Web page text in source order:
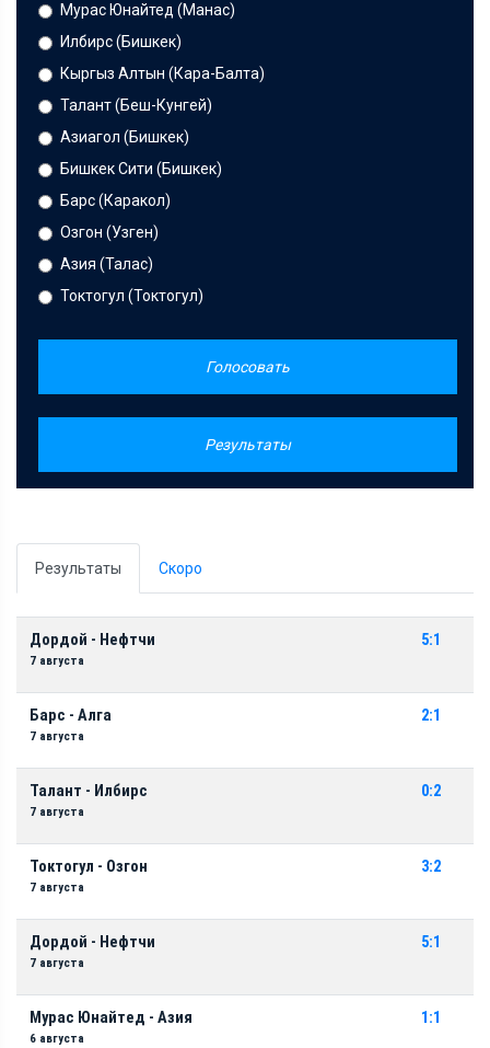
Мурас Юнайтед (Манас)
Илбирс (Бишкек)
Кыргыз Алтын (Кара-Балта)
Талант (Беш-Кунгей)
Азиагол (Бишкек)
Бишкек Сити (Бишкек)
Барс (Каракол)
Озгон (Узген)
Азия (Талас)
Токтогул (Токтогул)
Голосовать
Результаты
Результаты Скоро
Дордой - Нефтчи
7 августа
5:1
Барс - Алга
7 августа
2:1
Талант - Илбирс
7 августа
0:2
Токтогул - Озгон
7 августа
3:2
Дордой - Нефтчи
7 августа
5:1
Мурас Юнайтед - Азия
6 августа
1:1